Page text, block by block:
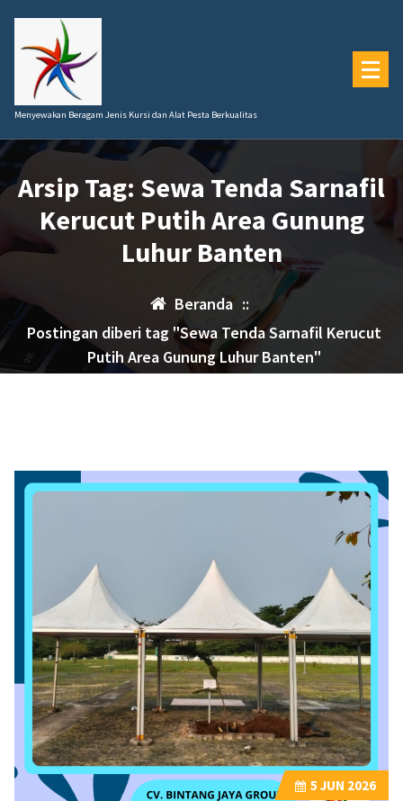
konten
Menyewakan Beragam Jenis Kursi dan Alat Pesta Berkualitas
Arsip Tag: Sewa Tenda Sarnafil
Kerucut Putih Area Gunung
Luhur Banten
Beranda ::
Postingan diberi tag "Sewa Tenda Sarnafil Kerucut
Putih Area Gunung Luhur Banten"
5 JUN 2026